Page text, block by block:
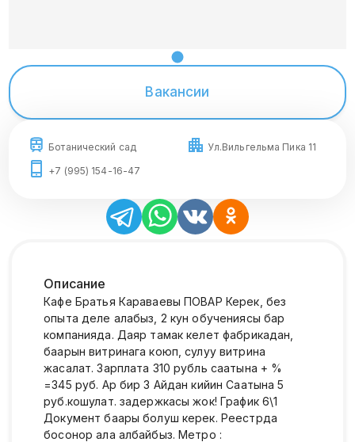
Вакансии
Ботанический сад
Ул.Вильгельма Пика 11
+7 (995) 154-16-47
Описание
Кафе Братья Караваевы ПОВАР Керек, без
опыта деле алабыз, 2 кун обучениясы бар
компанияда. Даяр тамак келет фабрикадан,
баарын витринага коюп, сулуу витрина
жасалат. Зарплата 310 рубль саатына + %
=345 руб. Ар бир 3 Айдан кийин Саатына 5
руб.кошулат. задержкасы жок! График 6\1
Документ баары болуш керек. Реестрда
босонор ала албайбыз. Метро :